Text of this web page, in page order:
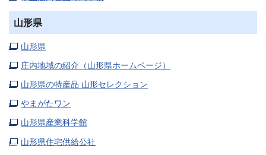
山形県
山形県
庄内地域の紹介（山形県ホームページ）
山形県の特産品 山形セレクション
やまがたワン
山形県産業科学館
山形県住宅供給公社